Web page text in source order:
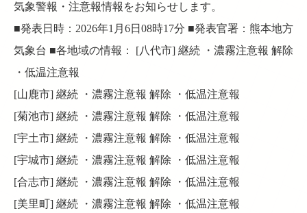
気象警報・注意報情報をお知らせします。
■発表日時：2026年1月6日08時17分 ■発表官署：熊本地方
気象台 ■各地域の情報： [八代市] 継続 ・濃霧注意報 解除
・低温注意報
[山鹿市] 継続 ・濃霧注意報 解除 ・低温注意報
[菊池市] 継続 ・濃霧注意報 解除 ・低温注意報
[宇土市] 継続 ・濃霧注意報 解除 ・低温注意報
[宇城市] 継続 ・濃霧注意報 解除 ・低温注意報
[合志市] 継続 ・濃霧注意報 解除 ・低温注意報
[美里町] 継続 ・濃霧注意報 解除 ・低温注意報